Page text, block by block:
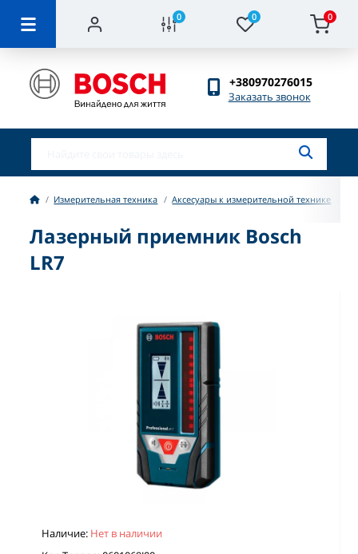
0 0 0
+380970276015
Заказать звонок
Измерительная техника Аксесуары к измерительной технике
Лазерный приемник Bosch
LR7
Наличие: Нет в наличии